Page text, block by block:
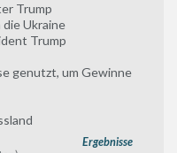
Trump
Ukraine
Trump
genutzt, um Gewinne
Ergebnisse